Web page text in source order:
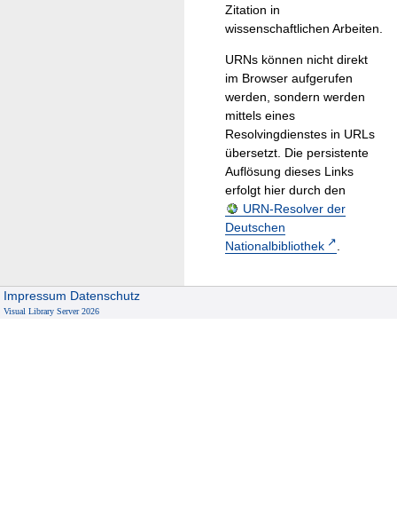
Zitation in
wissenschaftlichen Arbeiten.
URNs können nicht direkt
im Browser aufgerufen
werden, sondern werden
mittels eines
Resolvingdienstes in URLs
übersetzt. Die persistente
Auflösung dieses Links
erfolgt hier durch den
URN-Resolver der
Deutschen
Nationalbibliothek
.
Impressum Datenschutz
Visual Library Server 2026